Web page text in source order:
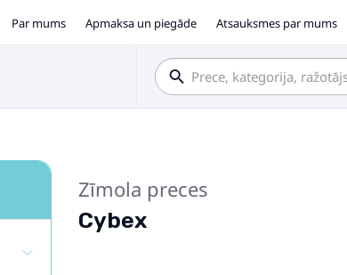
Par mums Apmaksa un piegāde Atsauksmes par mums
Zīmola preces
Cybex